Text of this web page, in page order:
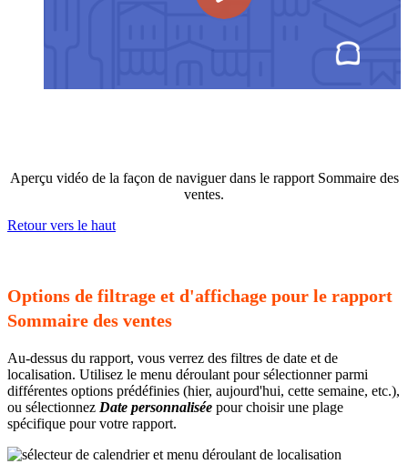
Aperçu vidéo de la façon de naviguer dans le rapport Sommaire des
ventes.
Retour vers le haut
Options de filtrage et d'affichage pour le rapport
Sommaire des ventes
Au-dessus du rapport, vous verrez des filtres de date et de
localisation. Utilisez le menu déroulant pour sélectionner parmi
différentes options prédéfinies (hier, aujourd'hui, cette semaine, etc.),
ou sélectionnez Date personnalisée pour choisir une plage
spécifique pour votre rapport.